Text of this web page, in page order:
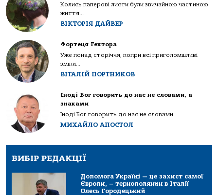
Колись паперові листи були звичайною частиною
життя...
ВІКТОРІЯ ДАЙВЕР
Фортеця Гектора
Уже понад сторіччя, попри всі приголомшливі
зміни...
ВІТАЛІЙ ПОРТНИКОВ
Іноді Бог говорить до нас не словами, а
знаками
Іноді Бог говорить до нас не словами...
МИХАЙЛО АПОСТОЛ
ВИБІР РЕДАКЦІЇ
Допомога Україні — це захист самої
Європи, – тернополянин в Італії
Олесь Городецький